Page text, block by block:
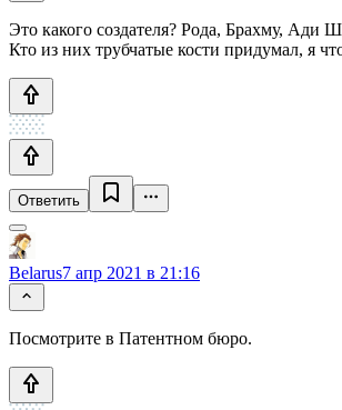
Это какого создателя? Рода, Брахму, Ади
Кто из них трубчатые кости придумал, я
Ответить
Belarus7 апр 2021 в 21:16
Посмотрите в Патентном бюро.